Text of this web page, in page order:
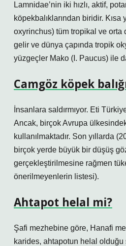
Lamnidae’nin iki hızlı, aktif,
köpekbalıklarından biridir.
oxyrinchus) tüm tropikal ve orta
gelir ve dünya çapında tropik
yüzgeçler Mako (I. Paucus) ile
Camgöz köpek
İnsanlara saldırmıyor. Eti
Ancak, birçok Avrupa
kullanılmaktadır. Son yıllarda
birçok yerde büyük bir düşüş
gerçekleştirilmesine rağmen
önerilmeyenlerin listesi).
Ahtapot helal mi?
Şafi mezhebine göre, Hanafi
karides, ahtapotun helal